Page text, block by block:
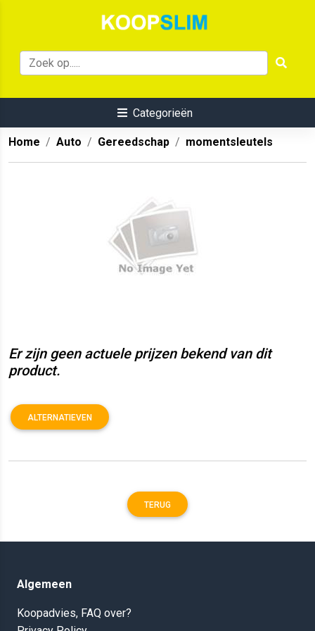
Categorieën
Home Auto Gereedschap momentsleutels
Er zijn geen actuele prijzen bekend van dit
product.
ALTERNATIEVEN
TERUG
Algemeen
Koopadvies, FAQ over?